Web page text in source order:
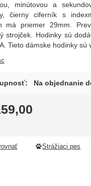
minútovou a
čierny ciferník s
má priemer 29mm.
strojček. Hodinky sú
Tieto dámske hodinky sú
Na objednanie
Strážiaci pes